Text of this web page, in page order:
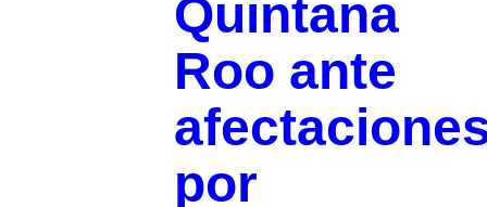
Quintana
Roo ante
por